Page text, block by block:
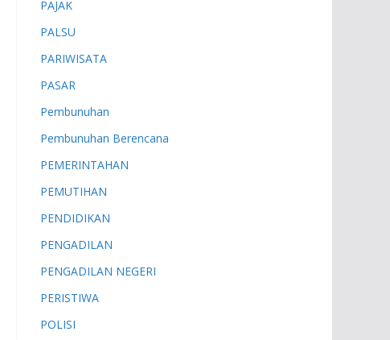
PAJAK
PALSU
PARIWISATA
PASAR
Pembunuhan
Pembunuhan Berencana
PEMERINTAHAN
PEMUTIHAN
PENDIDIKAN
PENGADILAN
PENGADILAN NEGERI
PERISTIWA
POLISI